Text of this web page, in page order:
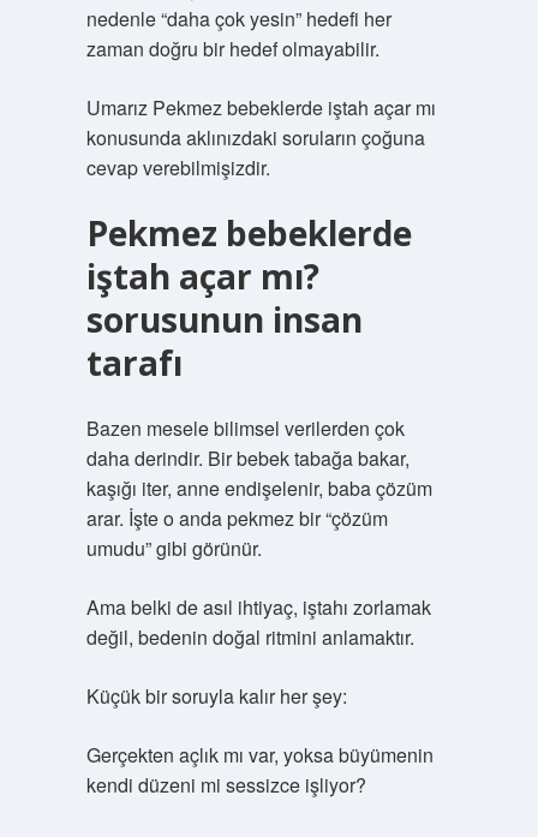
nedenle “daha çok yesin” hedefi her
zaman doğru bir hedef olmayabilir.
Umarız Pekmez bebeklerde iştah açar mı
konusunda aklınızdaki soruların çoğuna
cevap verebilmişizdir.
Pekmez bebeklerde
iştah açar mı?
sorusunun insan
tarafı
Bazen mesele bilimsel verilerden çok
daha derindir. Bir bebek tabağa bakar,
kaşığı iter, anne endişelenir, baba çözüm
arar. İşte o anda pekmez bir “çözüm
umudu” gibi görünür.
Ama belki de asıl ihtiyaç, iştahı zorlamak
değil, bedenin doğal ritmini anlamaktır.
Küçük bir soruyla kalır her şey:
Gerçekten açlık mı var, yoksa büyümenin
kendi düzeni mi sessizce işliyor?